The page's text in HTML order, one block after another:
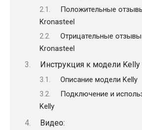
Положительные
Kronasteel
Отрицательные
Kronasteel
Инструкция к модели Kelly
Описание модели Kelly
Подключение и
Kelly
Видео: